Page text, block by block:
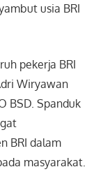
usia BRI
pekerja BRI
Wiryawan
BSD. Spanduk
BRI dalam
masyarakat.